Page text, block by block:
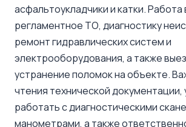
асфальтоукладчики и катки.
регламентное ТО, диагностику
ремонт гидравлических систем и
электрооборудования, а также
устранение поломок на объекте.
чтения технической документации,
работать с диагностическими
манометрами, а также